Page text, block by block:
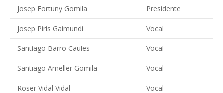
Josep Fortuny Gomila Presidente
Josep Piris Gaimundi Vocal
Santiago Barro Caules Vocal
Santiago Ameller Gomila Vocal
Roser Vidal Vidal Vocal